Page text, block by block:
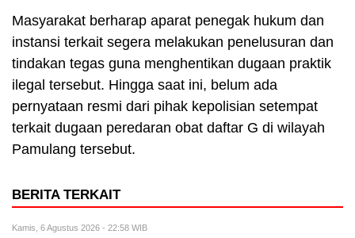
Masyarakat berharap aparat penegak hukum dan
instansi terkait segera melakukan penelusuran dan
tindakan tegas guna menghentikan dugaan praktik
ilegal tersebut. Hingga saat ini, belum ada
pernyataan resmi dari pihak kepolisian setempat
terkait dugaan peredaran obat daftar G di wilayah
Pamulang tersebut.
BERITA TERKAIT
Kamis, 6 Agustus 2026 - 22:58 WIB